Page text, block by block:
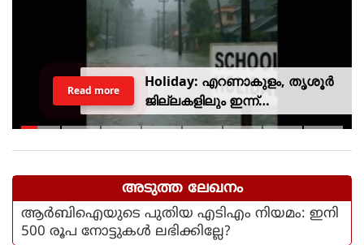
Holiday: എറണാകുളം, തൃശൂർ
ജില്ലകളിലും ഇന്ന്
അവധിയാണേ..!
Read more
അടുത്ത ലേഖനം
ആര്‍ബിഐയുടെ പുതിയ എടിഎം നിയമം: ഇനി
500 രൂപ നോട്ടുകള്‍ ലഭിക്കില്ലേ?